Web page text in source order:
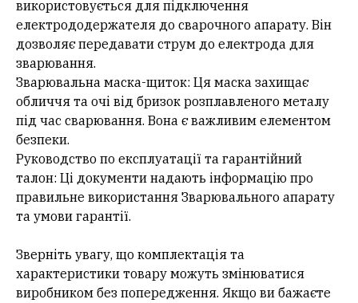
використовується для підключення
електрододержателя до сварочного апарату. Він
дозволяє передавати струм до електрода для
зварювання.
Зварювальна маска-щиток: Ця маска захищає
обличчя та очі від бризок розплавленого металу
під час сварювання. Вона є важливим елементом
безпеки.
Руководство по експлуатації та гарантійний
талон: Ці документи надають інформацію про
правильне використання Зварювального апарату
та умови гарантії.
Зверніть увагу, що комплектація та
характеристики товару можуть змінюватися
виробником без попередження. Якщо ви бажаєте